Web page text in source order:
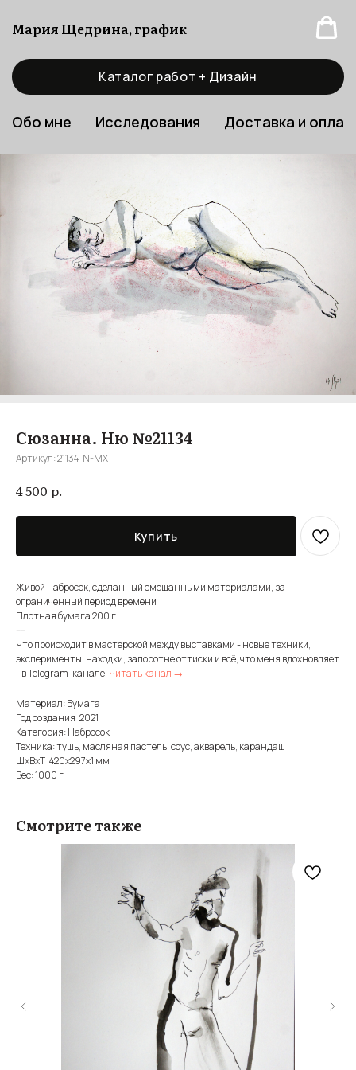
Мария Щедрина, график
Каталог работ + Дизайн
Обо мне Исследования Доставка и
Сюзанна. Ню №21134
Артикул:21134-N-MX
4 500 р.
Купить
Живой набросок, сделанный смешанными материалами, за
ограниченный период времени
Плотная бумага 200 г.
-----
Что происходит в мастерской между выставками - новые техники,
эксперименты, находки, запоротые оттиски и всё, что меня вдохновляет
- в Telegram-канале. Читать канал →
Материал: Бумага
Год создания: 2021
Категория: Набросок
Техника: тушь, масляная пастель, соус, акварель, карандаш
ШxВxТ: 420x297x1 мм
Вес: 1000 г
Смотрите также